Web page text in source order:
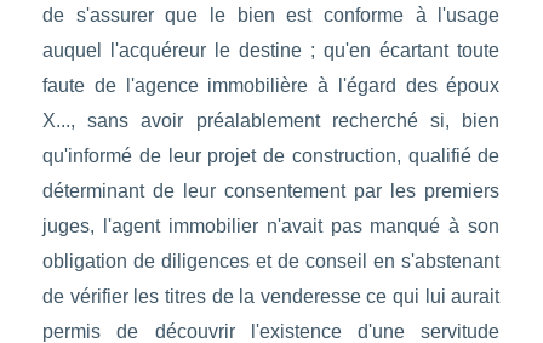
de s'assurer que le bien est conforme à l'usage
auquel l'acquéreur le destine ; qu'en écartant toute
faute de l'agence immobilière à l'égard des époux
X..., sans avoir préalablement recherché si, bien
qu'informé de leur projet de construction, qualifié de
déterminant de leur consentement par les premiers
juges, l'agent immobilier n'avait pas manqué à son
obligation de diligences et de conseil en s'abstenant
de vérifier les titres de la venderesse ce qui lui aurait
permis de découvrir l'existence d'une servitude